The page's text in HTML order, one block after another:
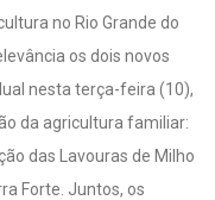
no Rio Grande do
os dois novos
nesta terça-feira (10),
da agricultura familiar:
das Lavouras de Milho
Forte. Juntos, os